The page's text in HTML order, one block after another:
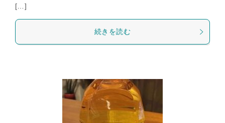
[…]
続きを読む